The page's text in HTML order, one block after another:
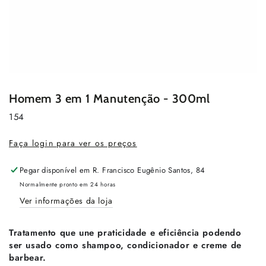
Homem 3 em 1 Manutenção - 300ml
154
Faça login para ver os preços
Pegar disponível em R. Francisco Eugênio Santos, 84
Normalmente pronto em 24 horas
Ver informações da loja
Tratamento que une praticidade e eficiência podendo
ser usado como shampoo, condicionador e creme de
barbear.